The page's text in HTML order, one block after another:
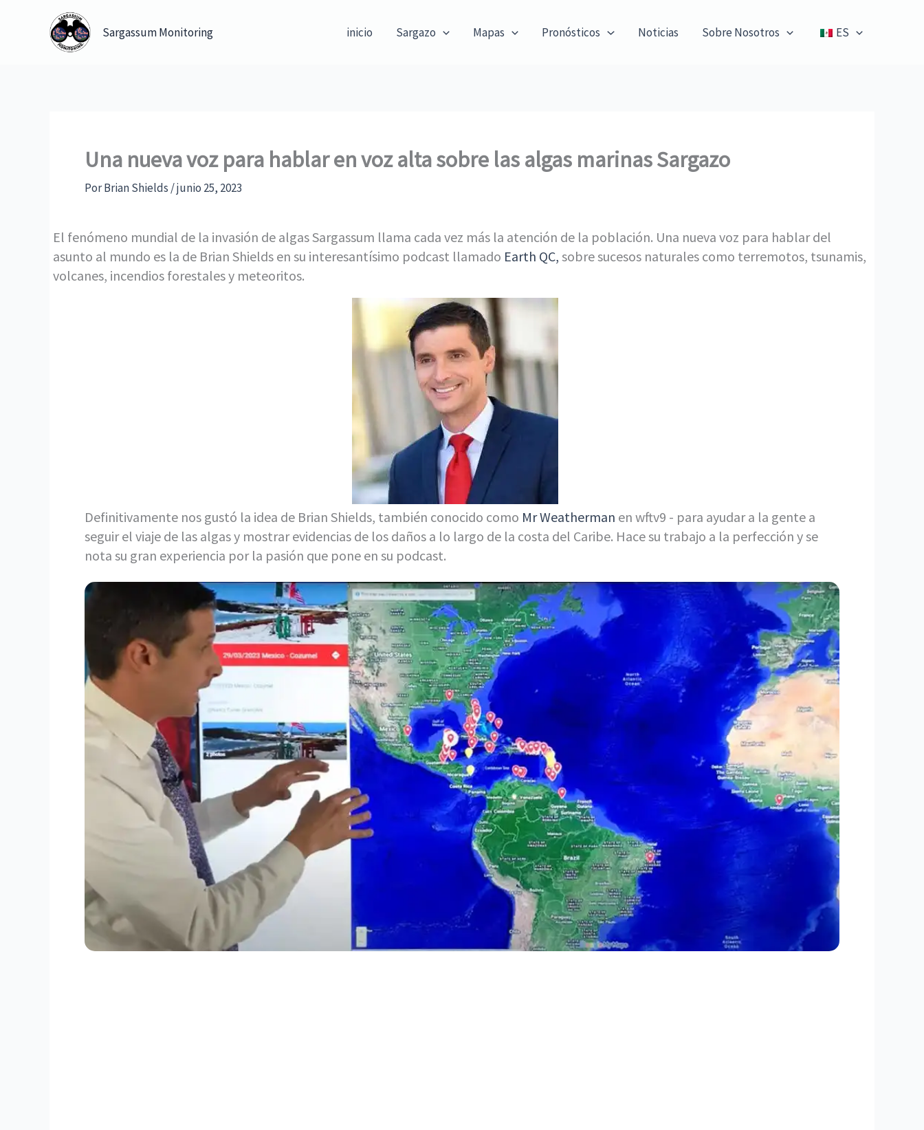
Sargassum Monitoring inicio Sargazo Mapas Pronósticos Noticias Sobre Nosotros ES
Una nueva voz para hablar en voz alta sobre las algas marinas Sargazo
PorBrian Shields /junio 25, 2023
El fenómeno mundial de la invasión de algas Sargassum llama cada vez más la atención de la población. Una nueva voz para hablar del
asunto al mundo es la de Brian Shields en su interesantísimo podcast llamado Earth QC, sobre sucesos naturales como terremotos, tsunamis,
volcanes, incendios forestales y meteoritos.
Definitivamente nos gustó la idea de Brian Shields, también conocido como Mr Weatherman en wftv9 - para ayudar a la gente a
seguir el viaje de las algas y mostrar evidencias de los daños a lo largo de la costa del Caribe. Hace su trabajo a la perfección y se
nota su gran experiencia por la pasión que pone en su podcast.